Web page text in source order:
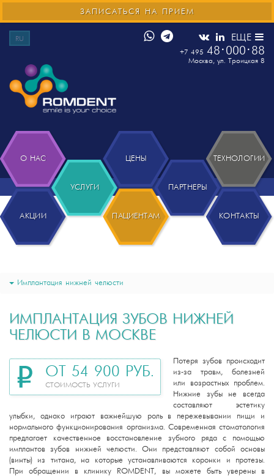
RU ЕЩЕ
+7 495 48 000 88
Москва, ул. Троицкая 8
ЗАПИСАТЬСЯ НА ПРИЕМ
О НАС
АКЦИИ
УСЛУГИ
ПАЦИЕНТАМ
ЦЕНЫ ТЕХНОЛОГИИ
ПАРТНЕРЫ
КОНТАКТЫ
Имплантация нижней челюсти
ИМПЛАНТАЦИЯ ЗУБОВ НИЖНЕЙ
ЧЕЛЮСТИ В МОСКВЕ
ОТ 54 900 РУБ.
СТОИМОСТЬ УСЛУГИ
Потеря зубов происходит
из-за травм, болезней
или возрастных проблем.
Нижние зубы не всегда
составляют эстетику
улыбки, однако играют важнейшую роль в пережевывании пищи и
нормального функционирования организма. Современная стоматология
предлагает качественное восстановление зубного ряда с помощью
имплантов зубов нижней челюсти. Они представляют собой основы
(винты) из титана, на которые устанавливаются коронки и протезы.
При обращении в клинику ROMDENT, вы можете быть уверены в